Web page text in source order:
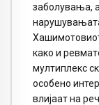
заболувања,
како и
мултиплекс
особено
влијаат на